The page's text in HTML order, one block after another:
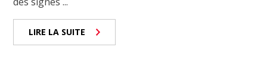
LIRE LA SUITE